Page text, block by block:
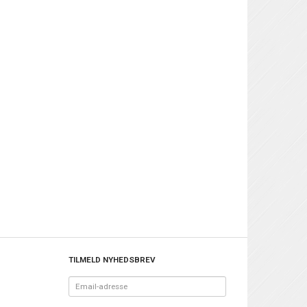
TILMELD NYHEDSBREV
adresse